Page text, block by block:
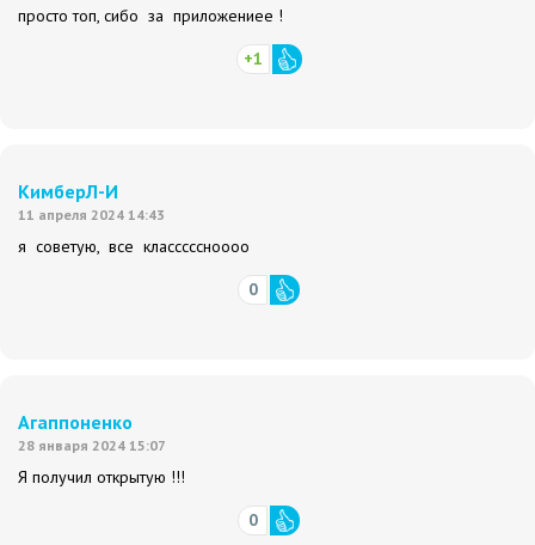
просто топ, сибо за приложениее !
+1
КимберЛ-И
11 апреля 2024 14:43
я советую, все класссссноооо
0
Агаппоненко
28 января 2024 15:07
Я получил открытую !!!
0